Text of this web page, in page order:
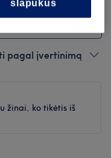
pagal įvertinimą
žinai, ko tikėtis iš
slapukus